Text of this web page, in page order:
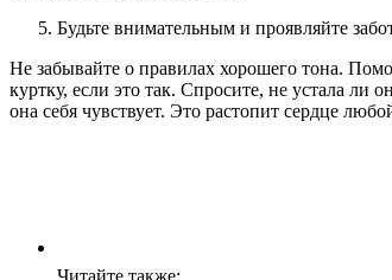
Будьте внимательным и проявляйте
Не забывайте о правилах хорошего тона.
куртку, если это так. Спросите, не устала ли
она себя чувствует. Это растопит сердце